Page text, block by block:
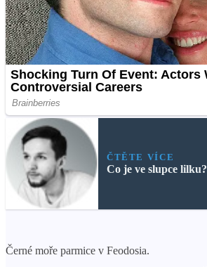
ČTĚTE VÍCE
Co je ve slupce lilku?
Černé moře parmice v Feodosia.